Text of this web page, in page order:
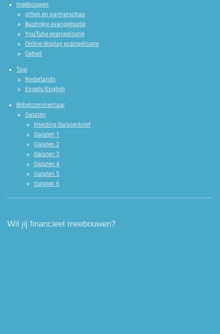
meebouwen
giften en partnerschap
Bushokje evangelisatie
YouTube evangelisatie
Online display evangelisatie
Gebed
Taal
Nederlands
Engels/English
Bijbelcommentaar
Galaten
Inleiding Galatenbrief
Galaten 1
Galaten 2
Galaten 3
Galaten 4
Galaten 5
Galaten 6
Wil jij financieel meebouwen?